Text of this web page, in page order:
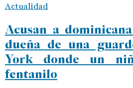
Actualidad
Acusan a
dueña de una
York donde un
fentanilo